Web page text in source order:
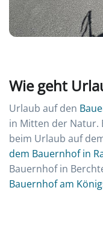
Wie geht
Urlaub auf den
in Mitten der Natur.
beim Urlaub auf
dem Bauernhof in
Bauernhof in
Bauernhof am